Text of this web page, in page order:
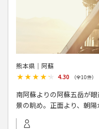
熊本県│阿蘇
★★★★★
★★★★★ 4.30 （全10件）
南阿蘇よりの阿蘇五岳が
景の眺め。正面より、朝陽